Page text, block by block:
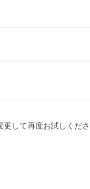
して再度お試しくださ